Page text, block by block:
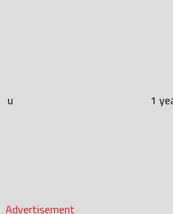
u 1
Advertisement